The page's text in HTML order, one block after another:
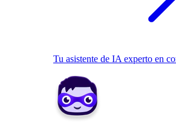
Tu asistente de IA experto en